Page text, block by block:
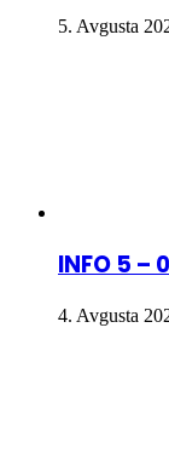
5. Avgusta
INFO 5 –
4. Avgusta